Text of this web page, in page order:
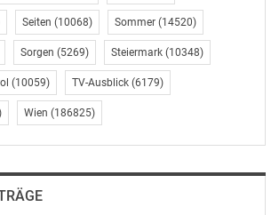
erfahren sie dabei, welche Tiere
Mittelmeer leben und weshalb
so wichtig sind.
Club wird in dieser Saison zunächst
Universal Hotel Lido Park,
Hotel Romántica hatte zuvor
das Konzept bei Familien ankommt.
Seiten (10068) Sommer (14520)
Sorgen (5269) Steiermark (10348)
(10059) TV-Ausblick (6179)
Wien (186825)